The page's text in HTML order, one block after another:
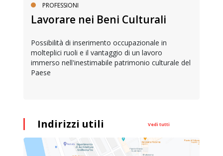
PROFESSIONI
Lavorare nei Beni Culturali
Possibilità di inserimento occupazionale in
molteplici ruoli e il vantaggio di un lavoro
immerso nell'inestimabile patrimonio culturale del
Paese
Indirizzi utili Vedi tutti